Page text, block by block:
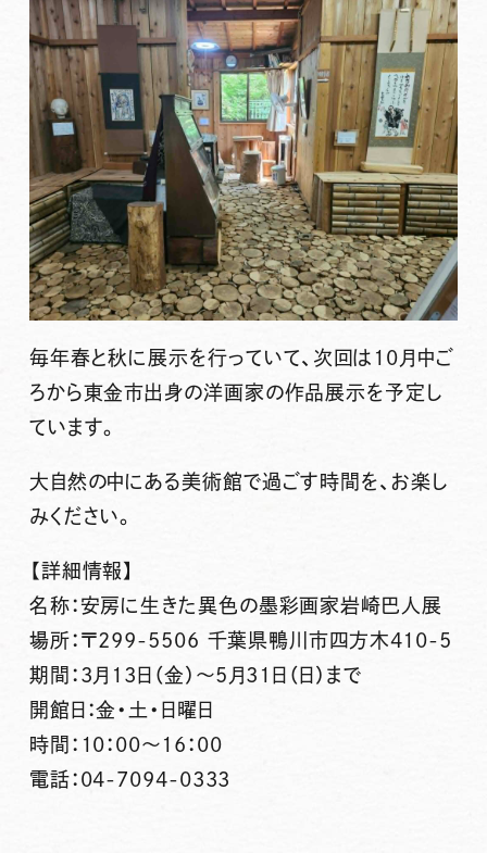
毎年春と秋に展示を行っていて、次回は10月中ご
ろから東金市出身の洋画家の作品展示を予定し
ています。
大自然の中にある美術館で過ごす時間を、お楽し
みください。
【詳細情報】
名称：安房に生きた異色の墨彩画家岩崎巴人展
場所：〒299-5506 千葉県鴨川市四方木410-5
期間：3月13日（金）～5月31日（日）まで
開館日：金・土・日曜日
時間：10：00～16：00
電話：04-7094-0333